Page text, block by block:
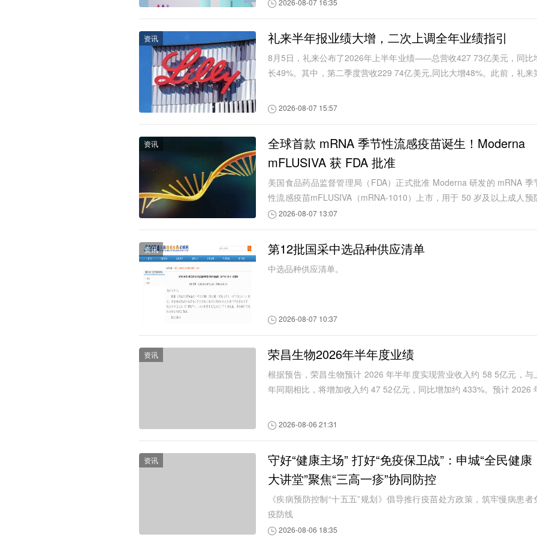
2026-08-07 16:35
资讯 礼来半年报业绩大增，二次上调全年业绩指引
8月5日，礼来公布了2026年上半年业绩——总营收427 73亿美元，同比
长49%。其中，第二季度营收229 74亿美元,同比大增48%。此前，礼来
2026-08-07 15:57
资讯
全球首款 mRNA 季节性流感疫苗诞生！Moderna
mFLUSIVA 获 FDA 批准
美国食品药品监督管理局（FDA）正式批准 Moderna 研发的 mRNA 季
性流感疫苗mFLUSIVA（mRNA-1010）上市，用于 50 岁及以上成人预
季节性流感
2026-08-07 13:07
资讯 第12批国采中选品种供应清单
中选品种供应清单。
2026-08-07 10:37
资讯 荣昌生物2026年半年度业绩
根据预告，荣昌生物预计 2026 年半年度实现营业收入约 58 5亿元，与
年同期相比，将增加收入约 47 52亿元，同比增加约 433%。预计 2026
2026-08-06 21:31
资讯
守好“健康主场” 打好“免疫保卫战”：申城“全民健康
大讲堂”聚焦“三高一疹”协同防控
《疾病预防控制“十五五”规划》倡导推行疫苗处方政策，筑牢慢病患者
疫防线
2026-08-06 18:35